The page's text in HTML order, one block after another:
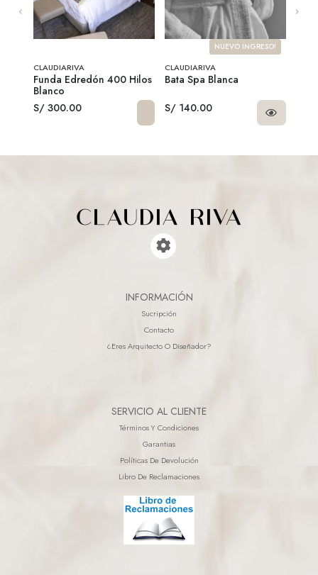
CLAUDIARIVA
Funda Edredón 400 Hilos
Blanco
S/ 300.00
NUEVO INGRESO!
CLAUDIARIVA
Bata Spa Blanca
S/ 140.00
INFORMACIÓN
Sucripción
Contacto
¿eres Arquitecto O Diseñador?
SERVICIO AL CLIENTE
Términos Y Condiciones
Garantias
Políticas De Devolución
Libro De Reclamaciones